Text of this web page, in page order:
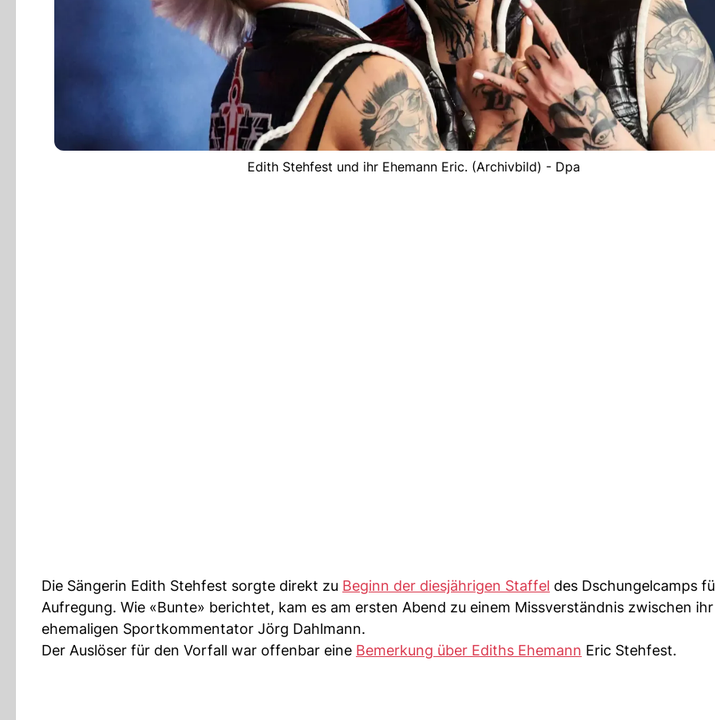
Edith Stehfest und ihr Ehemann Eric. (Archivbild) - Dpa
Die Sängerin Edith Stehfest sorgte direkt zu Beginn der diesjährigen Staffel des Dschungelcamps
Aufregung. Wie «Bunte» berichtet, kam es am ersten Abend zu einem Missverständnis zwischen
ehemaligen Sportkommentator Jörg Dahlmann.
Der Auslöser für den Vorfall war offenbar eine Bemerkung über Ediths Ehemann Eric Stehfest.